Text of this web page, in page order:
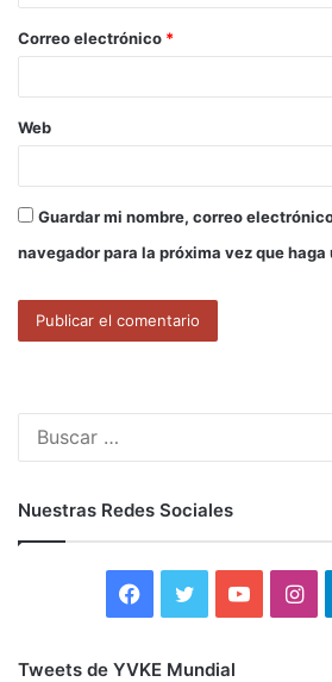
*
Correo electrónico *
Web
Guardar mi nombre, correo
navegador para la próxima vez que
Nuestras Redes Sociales
I
Tweets de YVKE Mundial